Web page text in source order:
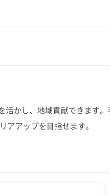
かし、地域貢献できます
アップを目指せます。